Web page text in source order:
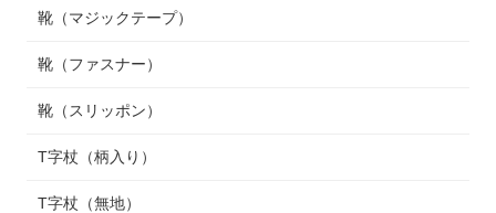
靴（マジックテープ）
靴（ファスナー）
靴（スリッポン）
T字杖（柄入り）
T字杖（無地）